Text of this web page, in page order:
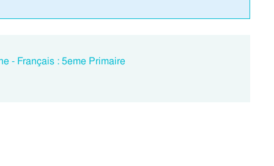
- Français : 5eme Primaire